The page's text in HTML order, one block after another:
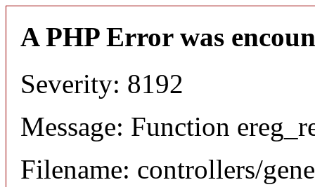
A PHP Error was
Severity: 8192
Message: Function
Filename: controllers/